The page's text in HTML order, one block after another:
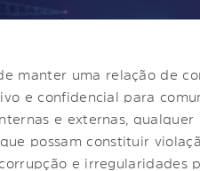
manter uma relação de
e confidencial para
e externas,
possam constituir
e irregularidades